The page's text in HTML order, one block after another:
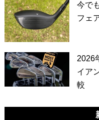
今で
フェ
2026
イア
較